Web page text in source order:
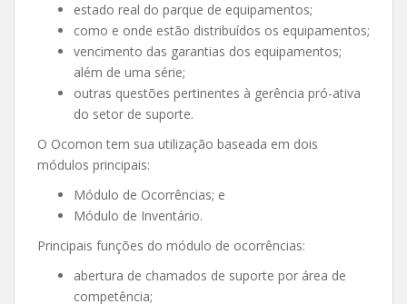
estado real do parque de equipamentos;
como e onde estão distribuídos os equipamentos;
vencimento das garantias dos equipamentos;
além de uma série;
outras questões pertinentes à gerência pró-ativa
do setor de suporte.
O Ocomon tem sua utilização baseada em dois
módulos principais:
Módulo de Ocorrências; e
Módulo de Inventário.
Principais funções do módulo de ocorrências:
abertura de chamados de suporte por área de
competência;